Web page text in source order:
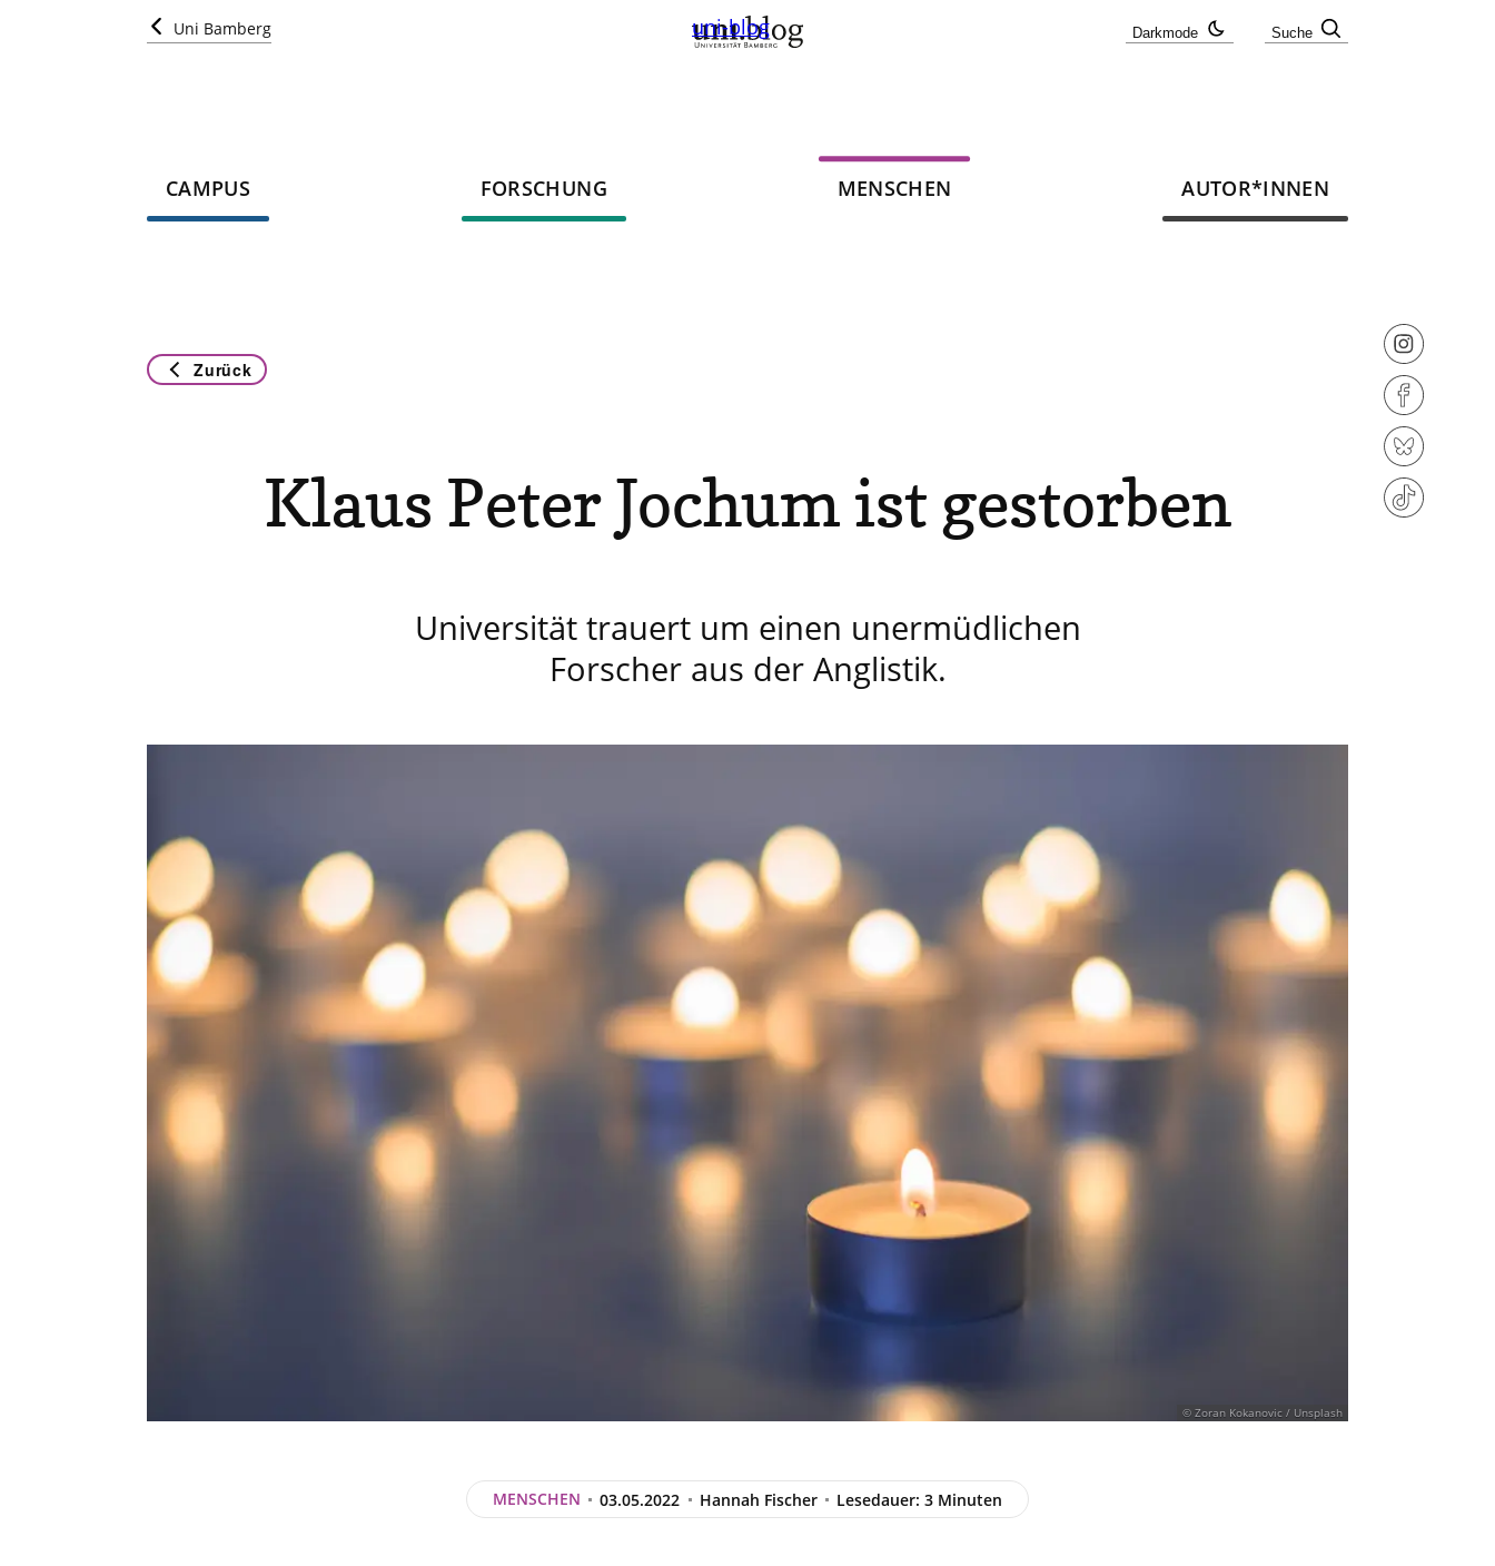
Uni Bamberg Darkmode Suche
uni-blog
CAMPUS FORSCHUNG MENSCHEN AUTOR*INNEN
Zurück
Klaus Peter Jochum ist gestorben
Universität trauert um einen unermüdlichen
Forscher aus der Anglistik.
© Zoran Kokanovic / Unsplash
MENSCHEN 03.05.2022 Hannah Fischer Lesedauer: 3 Minuten